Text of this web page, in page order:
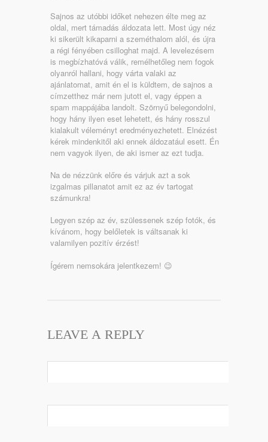
Sajnos az utóbbi időket nehezen élte meg az
oldal, mert támadás áldozata lett. Most úgy néz
ki sikerült kikaparni a szeméthalom alól, és újra
a régi fényében csilloghat majd. A levelezésem
is megbízhatóvá válik, remélhetőleg nem fogok
olyanról hallani, hogy várta valaki az
ajánlatomat, amit én el is küldtem, de sajnos a
címzetthez már nem jutott el, vagy éppen a
spam mappájába landolt. Szörnyű belegondolni,
hogy hány ilyen eset lehetett, és hány rosszul
kialakult véleményt eredményezhetett. Elnézést
kérek mindenkitől aki ennek áldozatául esett. Én
nem vagyok ilyen, de aki ismer az ezt tudja.
Na de nézzünk előre és várjuk azt a sok
izgalmas pillanatot amit ez az év tartogat
számunkra!
Legyen szép az év, szülessenek szép fotók, és
kívánom, hogy belőletek is váltsanak ki
valamilyen pozitív érzést!
Ígérem nemsokára jelentkezem! 😉
LEAVE A REPLY